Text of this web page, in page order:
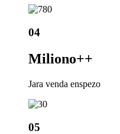
04
Miliono++
Jara venda enspezo
05